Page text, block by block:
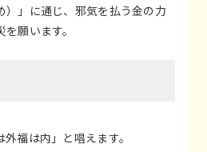
）」に通じ、邪気を払う金の力
願います。
福は内」と唱えます。